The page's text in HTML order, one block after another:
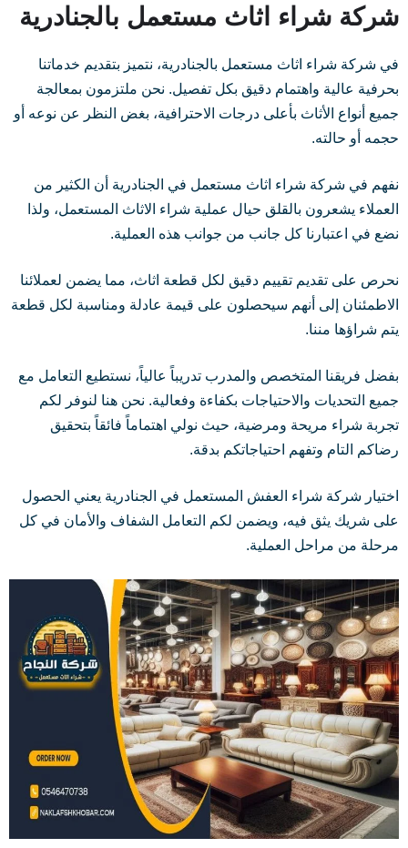
شركة شراء اثاث مستعمل بالجنادرية
في شركة شراء اثاث مستعمل بالجنادرية، نتميز بتقديم خدماتنا
بحرفية عالية واهتمام دقيق بكل تفصيل. نحن ملتزمون بمعالجة
جميع أنواع الأثاث بأعلى درجات الاحترافية، بغض النظر عن نوعه أو
حجمه أو حالته.
نفهم في شركة شراء اثاث مستعمل في الجنادرية أن الكثير من
العملاء يشعرون بالقلق حيال عملية شراء الاثاث المستعمل، ولذا
نضع في اعتبارنا كل جانب من جوانب هذه العملية.
نحرص على تقديم تقييم دقيق لكل قطعة اثاث، مما يضمن لعملائنا
الاطمئنان إلى أنهم سيحصلون على قيمة عادلة ومناسبة لكل قطعة
يتم شراؤها مننا.
بفضل فريقنا المتخصص والمدرب تدريباً عالياً، نستطيع التعامل مع
جميع التحديات والاحتياجات بكفاءة وفعالية. نحن هنا لنوفر لكم
تجربة شراء مريحة ومرضية، حيث نولي اهتماماً فائقاً بتحقيق
رضاكم التام وتفهم احتياجاتكم بدقة.
اختيار شركة شراء العفش المستعمل في الجنادرية يعني الحصول
على شريك يثق فيه، ويضمن لكم التعامل الشفاف والأمان في كل
مرحلة من مراحل العملية.